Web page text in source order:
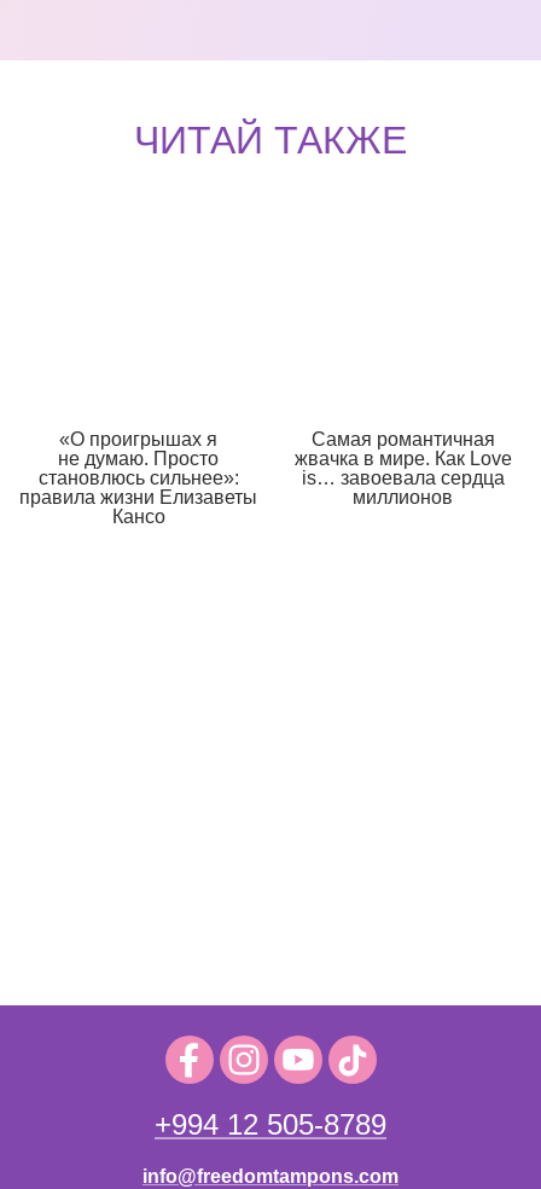
ЧИТАЙ ТАКЖЕ
«О проигрышах я
не думаю. Просто
становлюсь сильнее»:
правила жизни Елизаветы
Кансо
Самая романтичная
жвачка в мире. Как Love
is… завоевала сердца
миллионов
+994 12 505-8789
info@freedomtampons.com